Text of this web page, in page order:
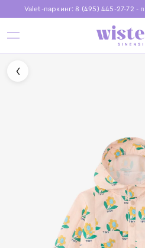
Valet-паркинг: 8 (495) 445-27-72 -
Бесплатная доставка
Установите приложение, чтобы